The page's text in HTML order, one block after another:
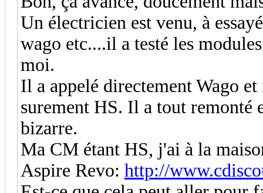
Un électricien est venu, à
wago etc....il a testé les
moi.
Il a appelé directement Wago
surement HS. Il a tout remonté
bizarre.
Ma CM étant HS, j'ai à la
Aspire Revo: http://